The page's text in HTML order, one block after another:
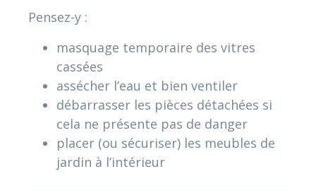
Pensez-y :
masquage temporaire des vitres
cassées
assécher l’eau et bien ventiler
débarrasser les pièces détachées si
cela ne présente pas de danger
placer (ou sécuriser) les meubles de
jardin à l’intérieur